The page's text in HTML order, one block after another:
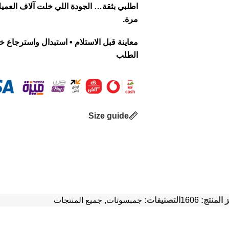
اطلبي بثقة… الجودة اللي خلت آلاف
مرة.
الطلب
Size guide
المنتج:1606 التصنيفات: جمبسوتات, جميع المنتجات